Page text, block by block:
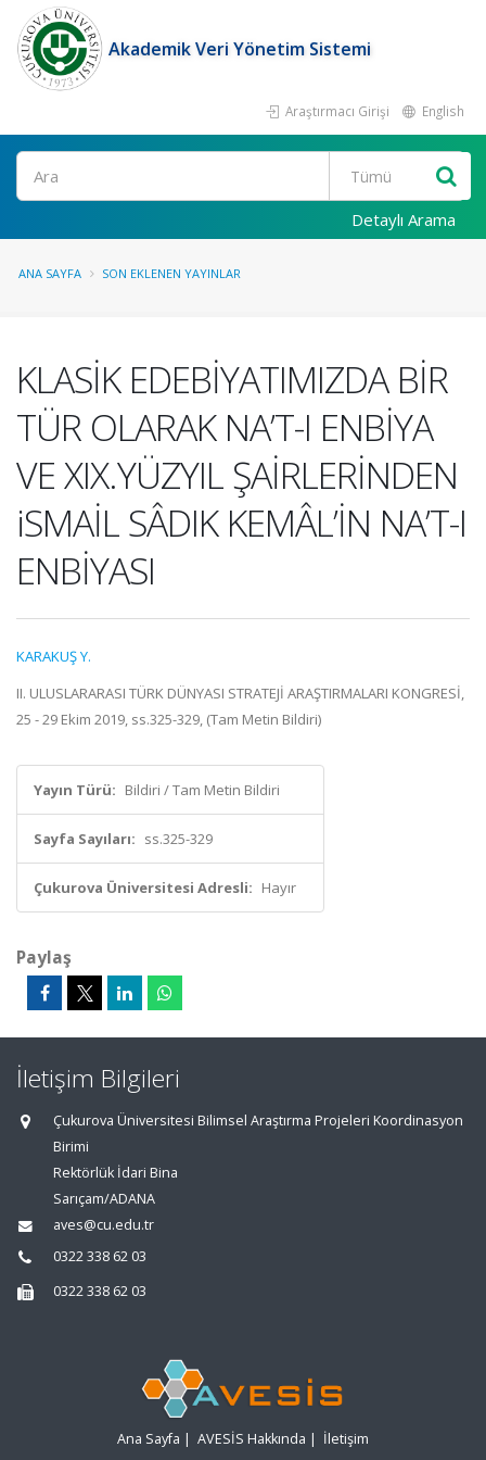
Akademik Veri Yönetim Sistemi
Araştırmacı Girişi English
Ara
Detaylı Arama
ANA SAYFA SON EKLENEN YAYINLAR
KLASİK EDEBİYATIMIZDA BİR
TÜR OLARAK NA’T-I ENBİYA
VE XIX.YÜZYIL ŞAİRLERİNDEN
iSMAİL SÂDIK KEMÂL’İN NA’T-I
ENBİYASI
KARAKUŞ Y.
II. ULUSLARARASI TÜRK DÜNYASI STRATEJİ ARAŞTIRMALARI KONGRESİ,
25 - 29 Ekim 2019, ss.325-329, (Tam Metin Bildiri)
Yayın Türü: Bildiri / Tam Metin Bildiri
Sayfa Sayıları: ss.325-329
Çukurova Üniversitesi Adresli: Hayır
Paylaş
İletişim Bilgileri
Çukurova Üniversitesi Bilimsel Araştırma Projeleri Koordinasyon
Birimi
Rektörlük İdari Bina
Sarıçam/ADANA
aves@cu.edu.tr
0322 338 62 03
0322 338 62 03
Ana Sayfa | AVESİS Hakkında | İletişim